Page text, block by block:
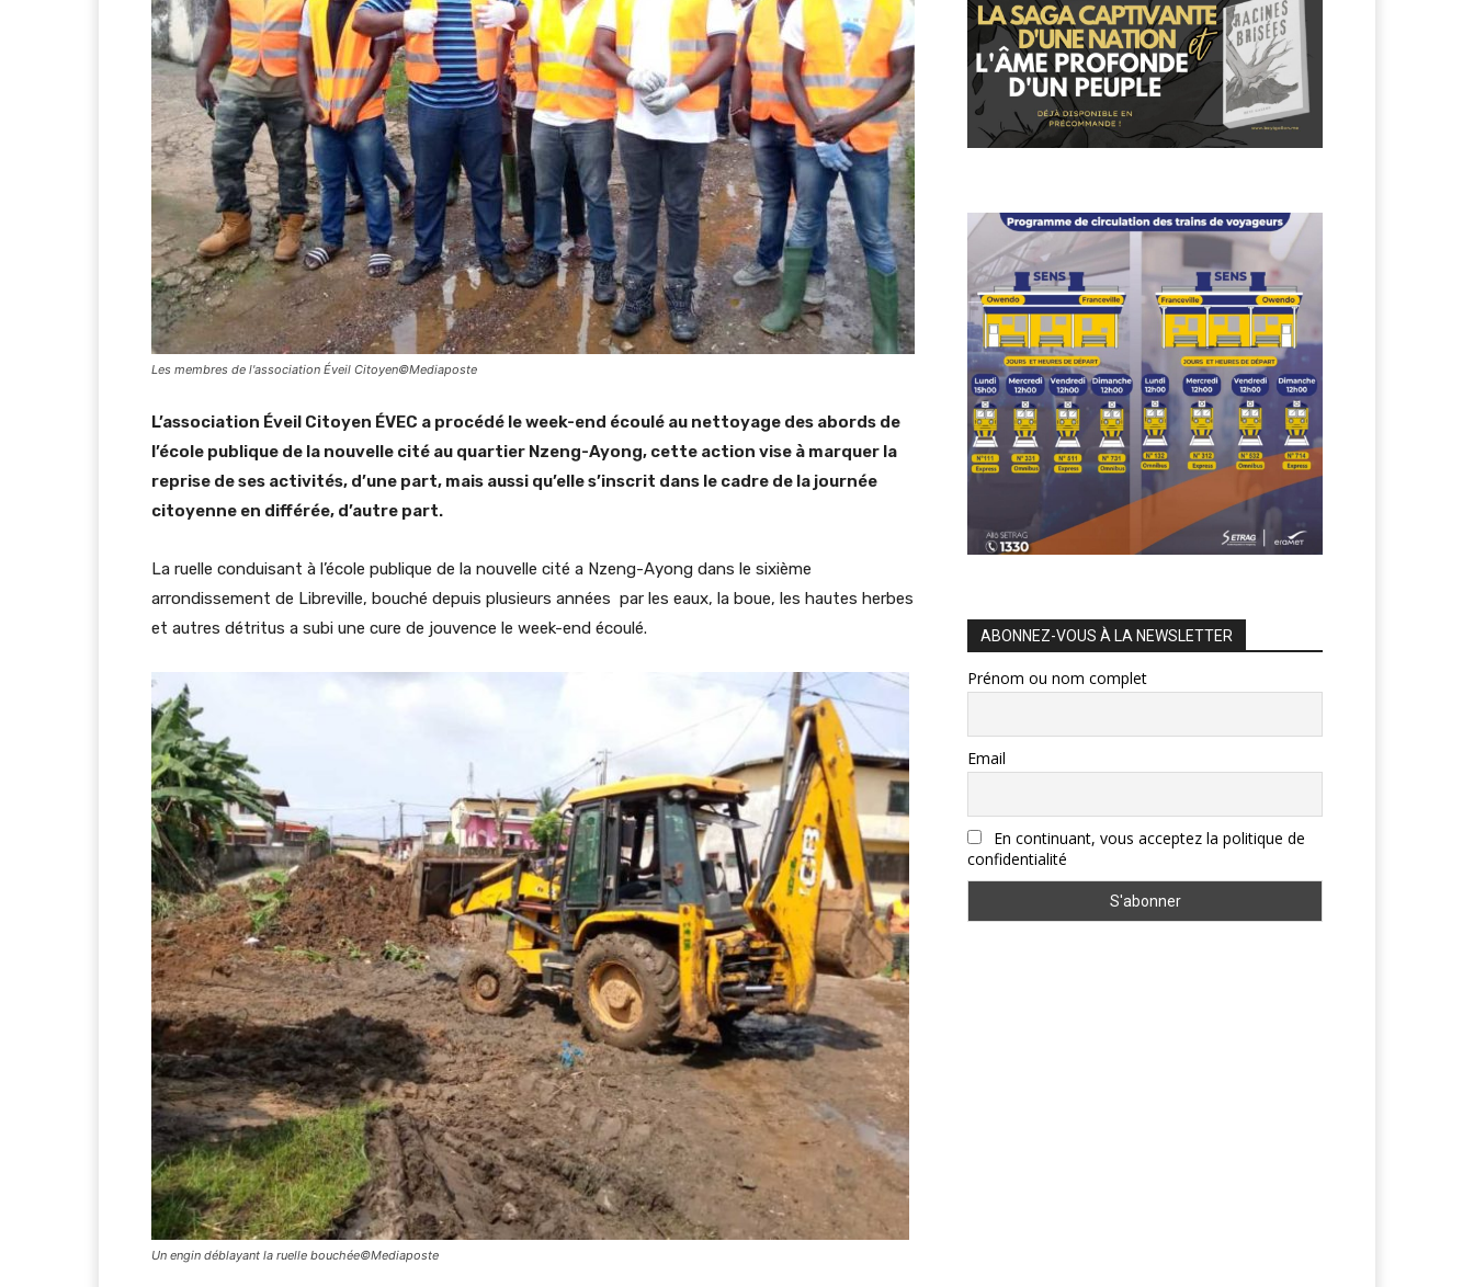
Les membres de l'association Éveil Citoyen©Mediaposte
L’association Éveil Citoyen ÉVEC a procédé le week-end écoulé au nettoyage des abords de
l’école publique de la nouvelle cité au quartier Nzeng-Ayong, cette action vise à marquer la
reprise de ses activités, d’une part, mais aussi qu’elle s’inscrit dans le cadre de la journée
citoyenne en différée, d’autre part.
La ruelle conduisant à l’école publique de la nouvelle cité a Nzeng-Ayong dans le sixième
arrondissement de Libreville, bouché depuis plusieurs années par les eaux, la boue, les hautes herbes
et autres détritus a subi une cure de jouvence le week-end écoulé.
Un engin déblayant la ruelle bouchée©Mediaposte
ABONNEZ-VOUS À LA NEWSLETTER
Prénom ou nom complet
Email
En continuant, vous acceptez la politique de
confidentialité